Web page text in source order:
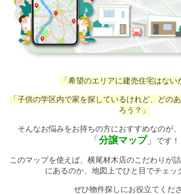
「希望のエリアに建売住宅はない
「子供の学区内で家を探しているけれど、
どの
ろう？」
そんなお悩みをお持ちの方におすすめなのが、
「 分譲マップ」 です！
このマップを使えば、横尾材木店のこだわりが
にあるのか、地図上でひと目でチェッ
ぜひ物件探しにお役立てくだ